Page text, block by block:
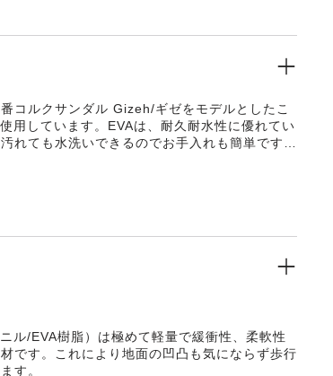
コルクサンダル Gizeh/ギゼをモデルとしたこ
用しています。EVAは、耐久耐水性に優れてい
れても水洗いできるのでお手入れも簡単です。
ル/EVA樹脂）は極めて軽量で緩衝性、柔軟性
です。これにより地面の凹凸も気にならず歩行
す。